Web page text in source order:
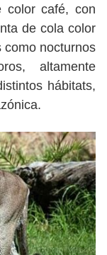
color café, con
de cola color
como nocturnos
altamente
hábitats,